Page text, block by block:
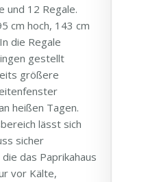
und 12 Regale.
cm hoch, 143 cm
die Regale
gestellt
größere
heißen Tagen.
lässt sich
sicher
das Paprikahaus
vor Kälte,